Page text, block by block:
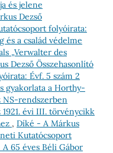
és jelene
Dezső
folyóirata:
és a család védelme
„Verwalter des
Dezső Összehasonlító
Évf. 5 szám 2
gyakorlata a Horthy-
NS-rendszerben
1921. évi III. törvénycikk
, Díké - A Márkus
Kutatócsoport
A 65 éves Béli Gábor